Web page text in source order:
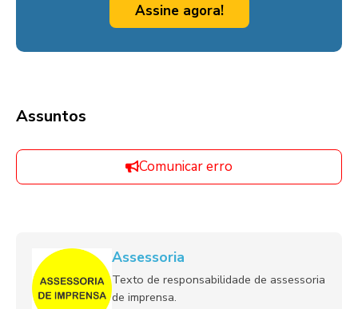
Assine agora!
Assuntos
Comunicar erro
Assessoria
Texto de responsabilidade de assessoria
de imprensa.